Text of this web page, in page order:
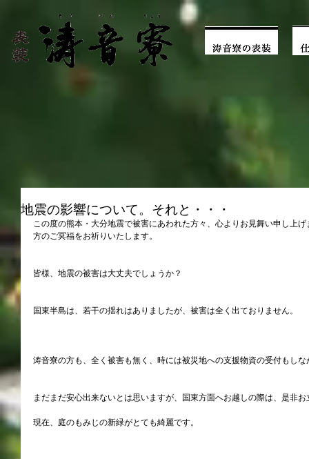
地震の影響について。それと・・・
この度の熊本・大分地震で被害にあわれた方々、心よりお見舞い申し上
方のご冥福をお祈りいたします。
皆様、地震の被害は大丈夫でしょうか？
国東半島は、若干の揺れはありましたが、被害は全く出ておりません。
涛音寮の方も、全く被害も無く、時には被災地への支援物資の受付もし
まだまだ安心出来ないとは思いますが、国東方面へお越しの際は、是非
現在、庭のもみじの新緑がとても綺麗です。